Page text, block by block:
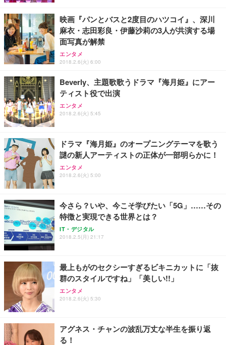
務用 おしゃれ パソコンチェア (ブラック)
Sezlife オフィスチェア デスクチェア 疲れない テレ
ワーク チェア 強化バックレスト 30度ロッキング機
能 人間工学 椅子 腰サポート 90度跳ね上げ式アーム
レスト 3Dヘッドレスト ハンガー付き 高反発クッシ
務用 おしゃれ パソコンチェア (ホワイト)
￥7,680
ANDWINT オフィスチェア デスクチェア 肘なし メ
ッシュ 通気性 ランバーサポート付き 腰サポート ガ
ス圧無段階昇降 360度回転 キャスター付き コンパク
【整備済み品】Dell E2724HS 27インチ 液晶モニタ
ー フルHD（1920×1080）VA 非光沢 HDMI/DisplayP
ort/VGA スピーカー内蔵 高さ調整 スイベル VESA対
応 ComfortView ビジネス向け
￥15,800
【MiniLED/24.5inch/280Hz/FHD】GRAPHT THE S
HOOTER Gaming Monitor 24” Essential ゲーミン
グモニター QD 24.5インチ 1ms FHD 量子ドット 残
Smart Basic(スマートベーシック) 【Amazon.co.jp
限定】 Smart Basic アイリスオーヤマ ペットシーツ
超厚型 お徳用 ワイド 100枚入 (x 1) (ケース販売)
￥3,670
アイリスオーヤマ ペットシーツ 超厚型 お徳用 レギ
ュラー 200枚入【Amazon.co.jp限定】
映画『パンとバスと2度目のハツコイ』、深川
麻衣・志田彩良・伊藤沙莉の3人が共演する場
面写真が解禁
エンタメ
2018.2.6(火) 6:00
Beverly、主題歌歌うドラマ『海月姫』にアー
ティスト役で出演
エンタメ
2018.2.6(火) 5:45
ドラマ『海月姫』のオープニングテーマを歌う
謎の新人アーティストの正体が一部明らかに！
エンタメ
2018.2.6(火) 5:00
今さら？いや、今こそ学びたい「5G」……その
特徴と実現できる世界とは？
IT・デジタル
2018.2.5(月) 21:17
最上もがのセクシーすぎるビキニカットに「抜
群のスタイルですね」「美しい!!」
エンタメ
2018.2.6(火) 5:30
アグネス・チャンの波乱万丈な半生を振り返
る！